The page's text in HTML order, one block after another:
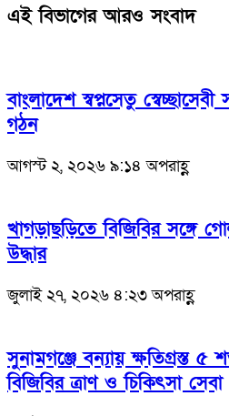
এই বিভাগের আরও সংবাদ
বাংলাদেশ স্বপ্নসেতু
গঠন
আগস্ট ২, ২০২৬ ৯:১৪ অপরাহ্ণ
খাগড়াছড়িতে বিজিবির সঙ্গে
উদ্ধার
জুলাই ২৭, ২০২৬ ৪:২৩ অপরাহ্ণ
সুনামগঞ্জে বন্যায় ক্ষতিগ্রস্ত
বিজিবির ত্রাণ ও চিকিৎসা সেবা